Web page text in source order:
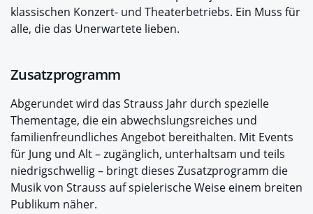
klassischen Konzert- und Theaterbetriebs. Ein Muss für
alle, die das Unerwartete lieben.
Zusatzprogramm
Abgerundet wird das Strauss Jahr durch spezielle
Thementage, die ein abwechslungsreiches und
familienfreundliches Angebot bereithalten. Mit Events
für Jung und Alt – zugänglich, unterhaltsam und teils
niedrigschwellig – bringt dieses Zusatzprogramm die
Musik von Strauss auf spielerische Weise einem breiten
Publikum näher.